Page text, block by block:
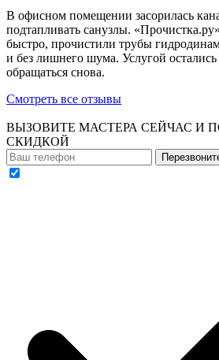
В офисном помещении засорилась
подтапливать санузлы.
быстро, прочистили трубы
и без лишнего шума. Услугой
обращаться снова.
Смотреть все отзывы
ВЫЗОВИТЕ МАСТЕРА СЕЙЧАС И
СКИДКОЙ